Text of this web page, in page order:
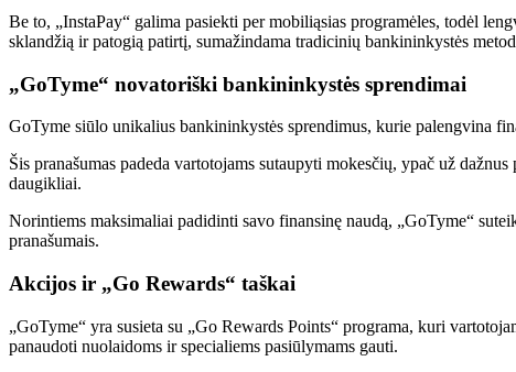
Be to, „InstaPay“ galima pasiekti per mobiliąsias programėles, todėl
sklandžią ir patogią patirtį, sumažindama tradicinių bankininkystės
„GoTyme“ novatoriški bankininkystės sprendimai
GoTyme siūlo unikalius bankininkystės sprendimus, kurie palengvina
Šis pranašumas padeda vartotojams sutaupyti mokesčių, ypač už
daugikliai.
Norintiems maksimaliai padidinti savo finansinę naudą, „GoTyme“
pranašumais.
Akcijos ir „Go Rewards“ taškai
„GoTyme“ yra susieta su „Go Rewards Points“ programa, kuri
panaudoti nuolaidoms ir specialiems pasiūlymams gauti.